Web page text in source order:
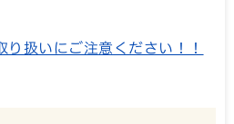
り扱いにご注意ください！！